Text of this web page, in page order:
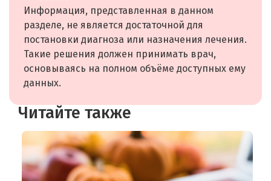
Информация, представленная в данном
разделе, не является достаточной для
постановки диагноза или назначения лечения.
Такие решения должен принимать врач,
основываясь на полном объёме доступных ему
данных.
Читайте также